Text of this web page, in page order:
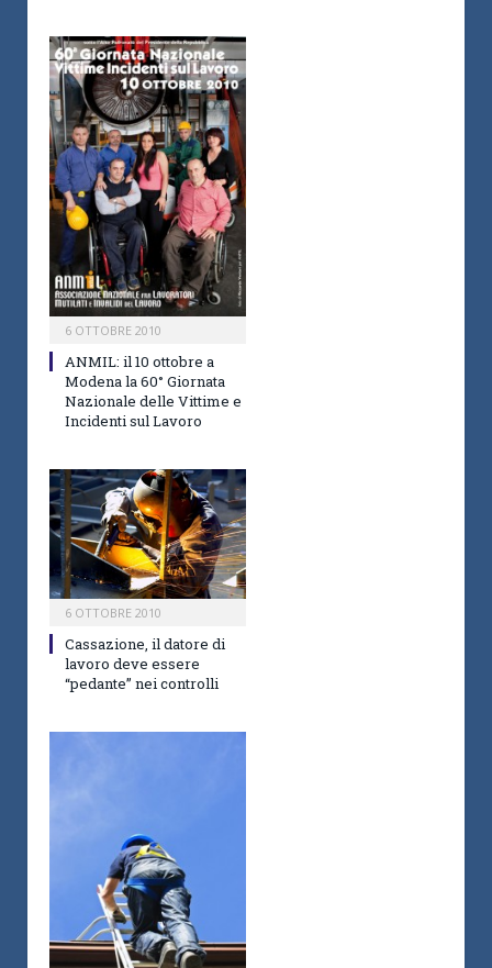
6 OTTOBRE 2010
ANMIL: il 10 ottobre a
Modena la 60° Giornata
Nazionale delle Vittime e
Incidenti sul Lavoro
6 OTTOBRE 2010
Cassazione, il datore di
lavoro deve essere
“pedante” nei controlli